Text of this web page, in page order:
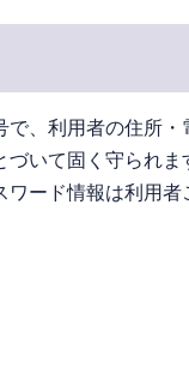
、利用者の住所
いて固く守られま
ード情報は利用者